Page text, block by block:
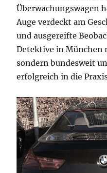
Überwachungswagen
Auge verdeckt am
und ausgereifte
Detektive in
sondern bundesweit
erfolgreich in die